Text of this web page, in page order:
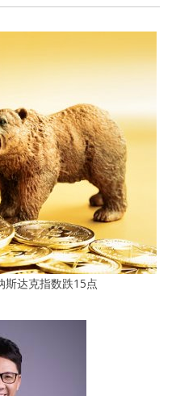
斯达克指数跌15点